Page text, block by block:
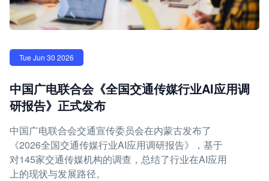
Tue Jun 30 2026
中国广电联合会《全国交通传媒行业AI应用调
研报告》正式发布
中国广电联合会交通宣传委员会在内蒙古发布了
《2026全国交通传媒行业AI应用调研报告》，基于
对145家交通传媒机构的调查，总结了行业在AI应用
上的现状与发展路径。